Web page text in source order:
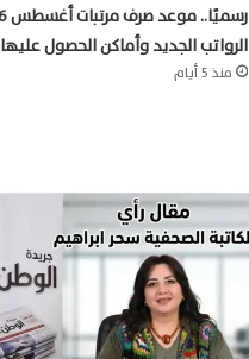
الرواتب الجديد وأماكن الحصول عليها
منذ 5 أيام